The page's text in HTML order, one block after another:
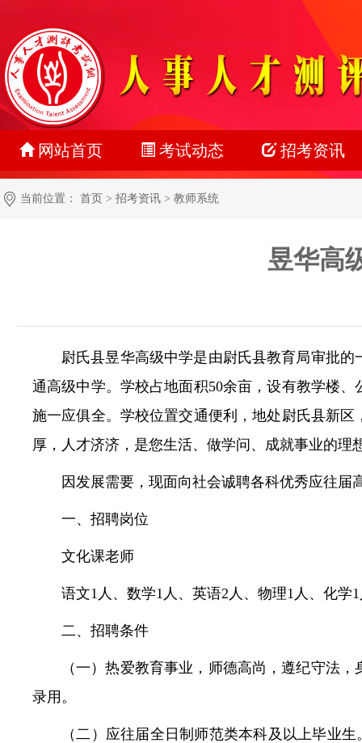
网站首页 考试动态
最新动态
名单公示
报考指南
常见问题
招考资讯
教师系统
社会招聘
校园招聘
当前位置： 首页 > 招考资讯 > 教师系统
昱华高
尉氏县昱华高级中学是由尉氏县教育局审批
通高级中学。学校占地面积50余亩，设有教学楼
施一应俱全。学校位置交通便利，地处尉氏县新
厚，人才济济，是您生活、做学问、成就事业的理
因发展需要，现面向社会诚聘各科优秀应往届
一、招聘岗位
文化课老师
语文1人、数学1人、英语2人、物理1人、化学
二、招聘条件
（一）热爱教育事业，师德高尚，遵纪守法
录用。
（二）应往届全日制师范类本科及以上毕业